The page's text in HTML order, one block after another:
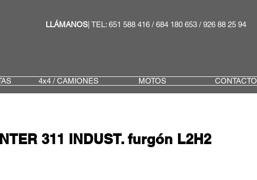
LLÁMANOS | TEL: 651 588 416 / 684 180 653 / 926 88 25 94
4x4 / CAMIONES MOTOS CONTACTO
311 INDUST. furgón L2H2